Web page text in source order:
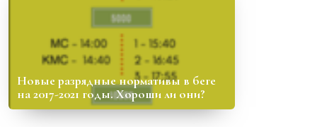
Новые разрядные нормативы в беге
на 2017-2021 годы. Хороши ли они?